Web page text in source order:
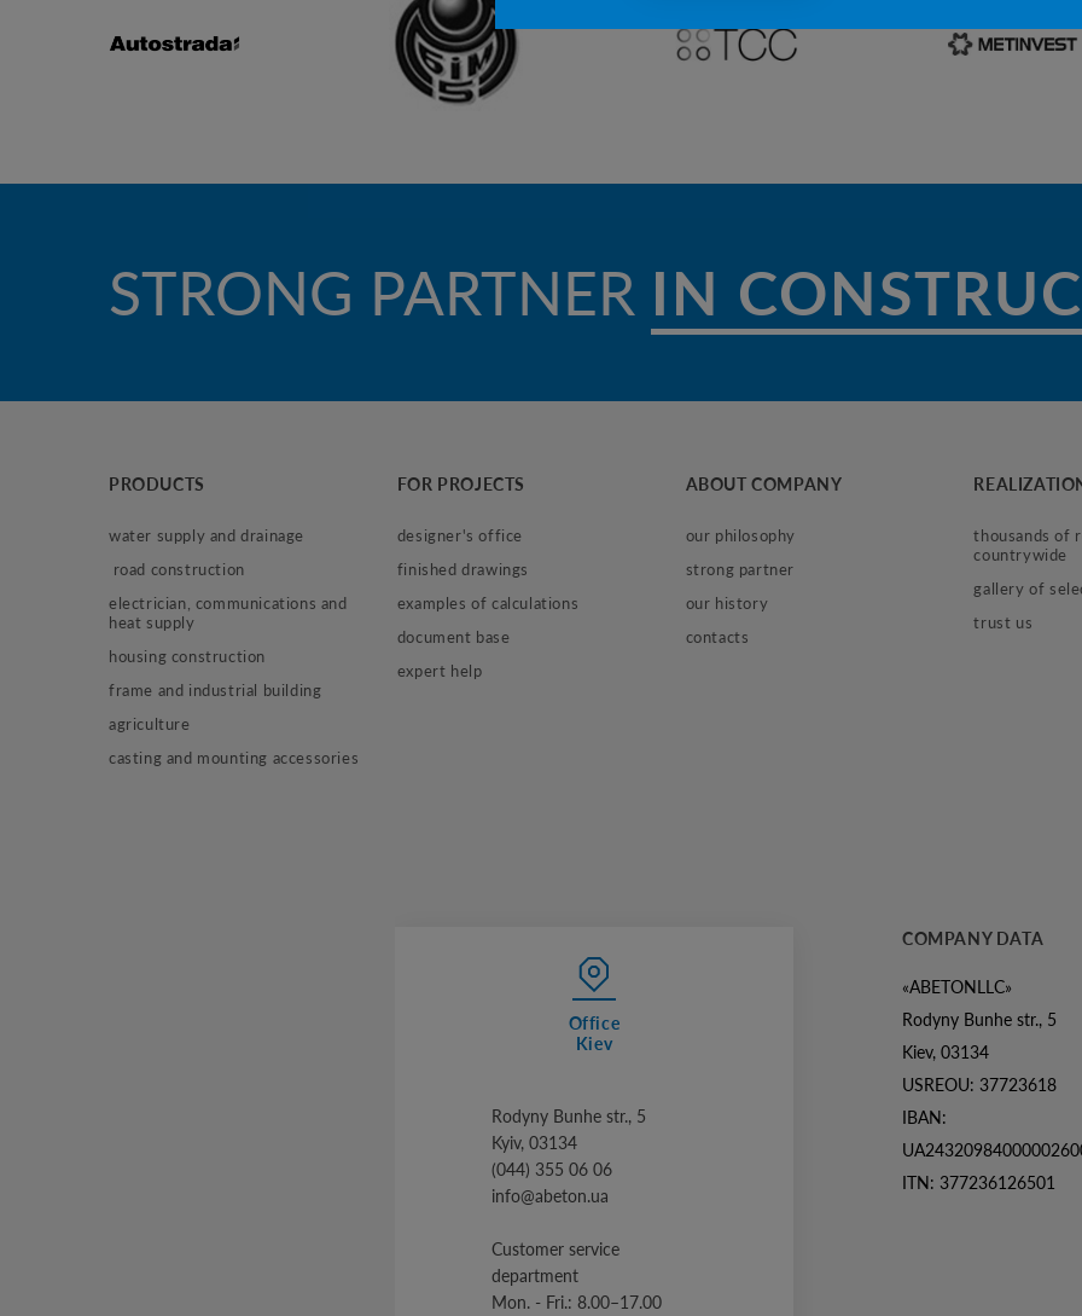
STRONG PARTNER IN
PRODUCTS
water supply and drainage
road construction
electrician, communications and
heat supply
housing construction
frame and industrial building
agriculture
casting and mounting accessories
FOR PROJECTS
designer's office
finished drawings
examples of calculations
document base
expert help
ABOUT COMPANY
our philosophy
strong partner
our history
contacts
thousands of
countrywide
gallery of
trust us
Office
Kiev
Rodyny Bunhe str., 5
Kyiv, 03134
(044) 355 06 06
info@abeton.ua
Customer service
department
Mon. - Fri.: 8.00–17.00
COMPANY DATA
«ABETONLLC»
Rodyny Bunhe str., 5
Kiev, 03134
USREOU: 37723618
IBAN:
ITN: 377236126501